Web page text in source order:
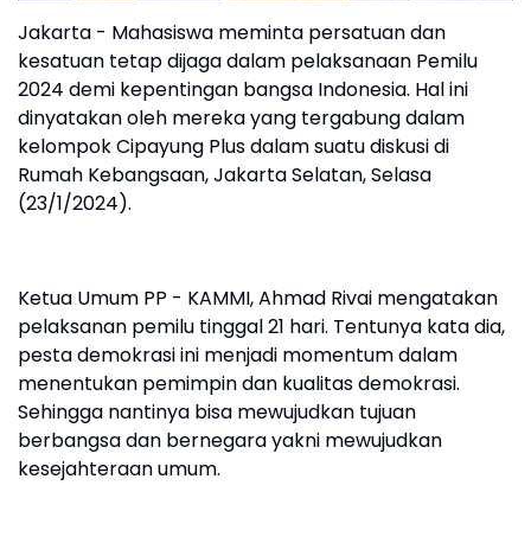
Jakarta - Mahasiswa meminta persatuan dan
kesatuan tetap dijaga dalam pelaksanaan Pemilu
2024 demi kepentingan bangsa Indonesia. Hal ini
dinyatakan oleh mereka yang tergabung dalam
kelompok Cipayung Plus dalam suatu diskusi di
Rumah Kebangsaan, Jakarta Selatan, Selasa
(23/1/2024).
Ketua Umum PP - KAMMI, Ahmad Rivai mengatakan
pelaksanan pemilu tinggal 21 hari. Tentunya kata dia,
pesta demokrasi ini menjadi momentum dalam
menentukan pemimpin dan kualitas demokrasi.
Sehingga nantinya bisa mewujudkan tujuan
berbangsa dan bernegara yakni mewujudkan
kesejahteraan umum.